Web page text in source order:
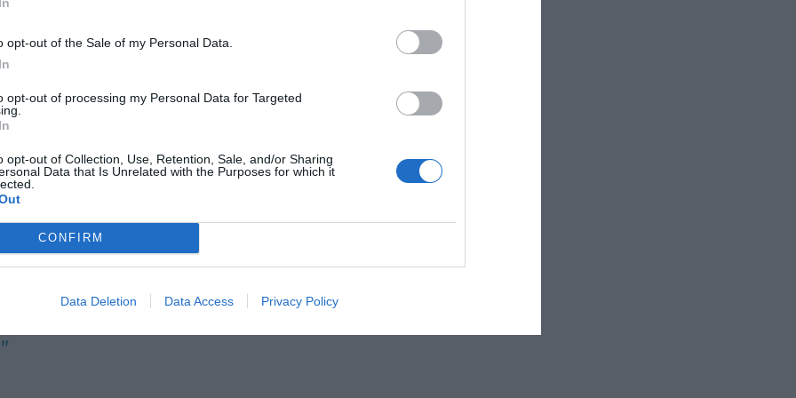
opt-out of the Sale of my Personal Data.
opt-out of processing my Personal Data for Targeted
opt-out of Collection, Use, Retention, Sale, and/or Sharing
Data that Is Unrelated with the Purposes for which it
CONFIRM
Data Deletion Data Access Privacy Policy
tres emprenedors llançaran al mercat una sèrie
l'educació musical tradicional. Amb
de Facebook-Meta), la persona es
amb avatars que tocaran conjuntament una
en funció de les seves accions, en temps
Barboza. "La resta de músics no són
de realitat
els
per
a la